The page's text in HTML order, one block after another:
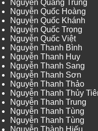
Nguyễn Quang Trung
Nguyễn Quốc Hoàng
Nguyễn Quốc Khánh
Nguyễn Quốc Trọng
Nguyễn Quốc Việt
Nguyễn Thanh Bình
Nguyễn Thanh Huy
Nguyễn Thanh Sang
Nguyễn Thanh Sơn
Nguyễn Thanh Thảo
Nguyễn Thanh Thủy
Nguyễn Thanh Trung
Nguyễn Thanh Tùng
Nguyễn Thanh Tùng
Nguyễn Thành Hiếu